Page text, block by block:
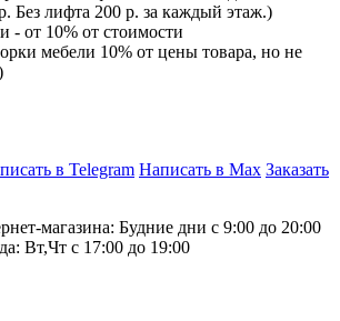
Без лифта 200 р. за каждый этаж.)
- от 10% от стоимости
мебели 10% от цены товара, но не
в Telegram Написать в Max Заказать
магазина: Будние дни с 9:00 до 20:00
Вт,Чт с 17:00 до 19:00